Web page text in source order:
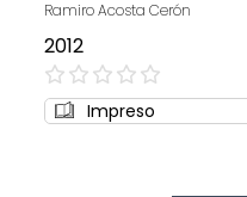
Ramiro Acosta Cerón
2012
0%
Impreso